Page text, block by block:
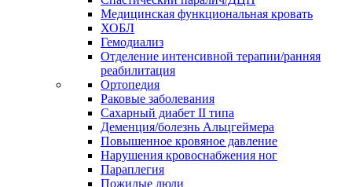
Медицинская функциональная кровать
ХОБЛ
Гемодиализ
Отделение интенсивной терапии/ранняя
реабилитация
Ортопедия
Раковые заболевания
Сахарный диабет II типа
Деменция/болезнь Альцгеймера
Повышенное кровяное давление
Нарушения кровоснабжения ног
Параплегия
Пожилые люди